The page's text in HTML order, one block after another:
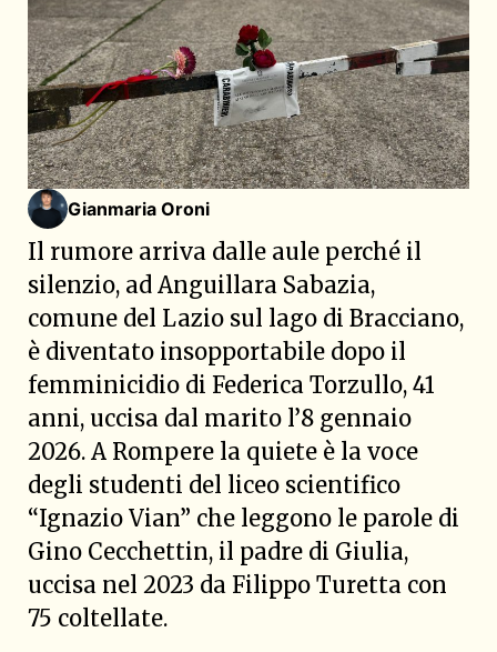
Gianmaria Oroni
Il rumore arriva dalle aule perché il
silenzio, ad Anguillara Sabazia,
comune del Lazio sul lago di Bracciano,
è diventato insopportabile dopo il
femminicidio di Federica Torzullo, 41
anni, uccisa dal marito l’8 gennaio
2026. A Rompere la quiete è la voce
degli studenti del liceo scientifico
“Ignazio Vian” che leggono le parole di
Gino Cecchettin, il padre di Giulia,
uccisa nel 2023 da Filippo Turetta con
75 coltellate.